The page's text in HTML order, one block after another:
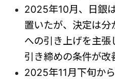
2025年10月、日銀
置いたが、決定は
への引き上げを主張
引き締めの条件が改
2025年11月下旬か